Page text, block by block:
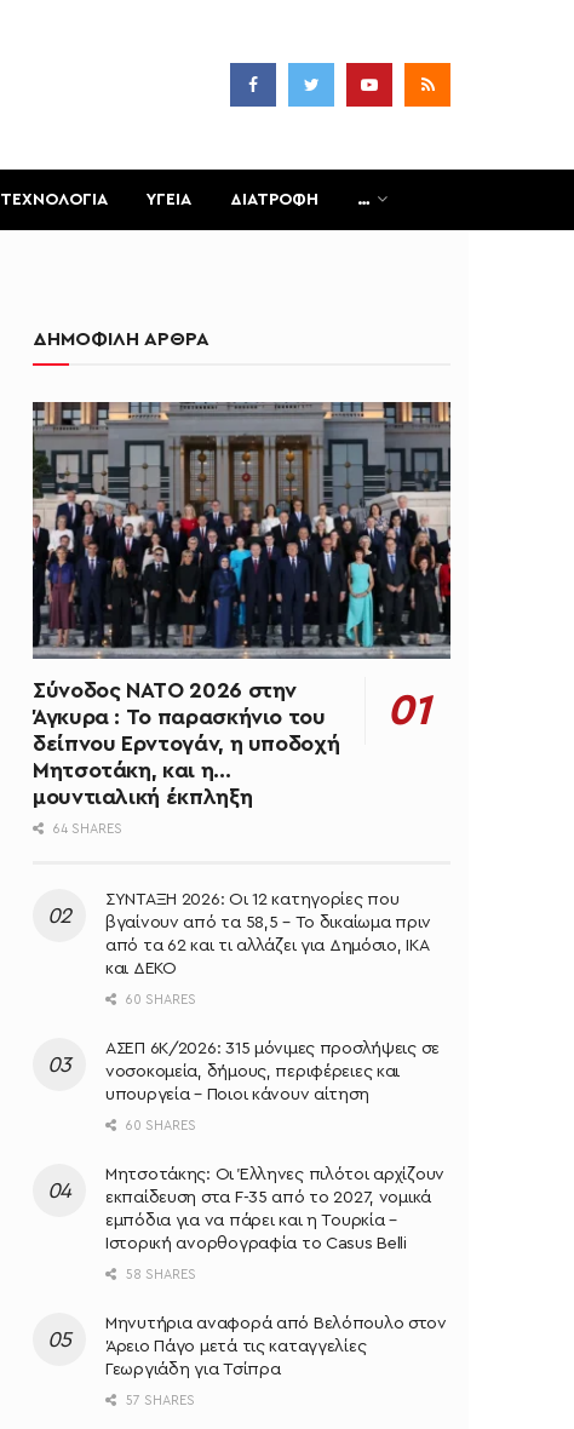
ΤΕΧΝΟΛΟΓΙΑ ΥΓΕΙΑ ΔΙΑΤΡΟΦΗ …
ΔΗΜΟΦΙΛΗ ΑΡΘΡΑ
Σύνοδος ΝΑΤΟ 2026 στην
Άγκυρα : Το παρασκήνιο του
δείπνου Ερντογάν, η υποδοχή
Μητσοτάκη, και η…
μουντιαλική έκπληξη
64 SHARES
ΣΥΝΤΑΞΗ 2026: Οι 12 κατηγορίες που
βγαίνουν από τα 58,5 – Το δικαίωμα πριν
από τα 62 και τι αλλάζει για Δημόσιο, ΙΚΑ
και ΔΕΚΟ
60 SHARES
ΑΣΕΠ 6Κ/2026: 315 μόνιμες προσλήψεις σε
νοσοκομεία, δήμους, περιφέρειες και
υπουργεία – Ποιοι κάνουν αίτηση
60 SHARES
Μητσοτάκης: Oι Έλληνες πιλότοι αρχίζουν
εκπαίδευση στα F-35 από το 2027, νομικά
εμπόδια για να πάρει και η Τουρκία –
Ιστορική ανορθογραφία το Casus Belli
58 SHARES
Μηνυτήρια αναφορά από Βελόπουλο στον
Άρειο Πάγο μετά τις καταγγελίες
Γεωργιάδη για Τσίπρα
57 SHARES